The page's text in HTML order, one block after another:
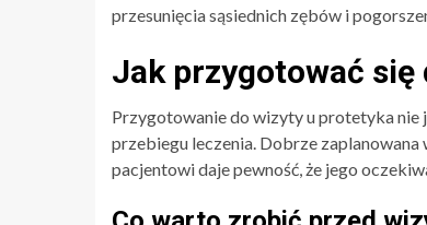
przesunięcia sąsiednich zębów i
Jak przygotować
Przygotowanie do wizyty u protetyka nie
przebiegu leczenia. Dobrze
pacjentowi daje pewność, że jego